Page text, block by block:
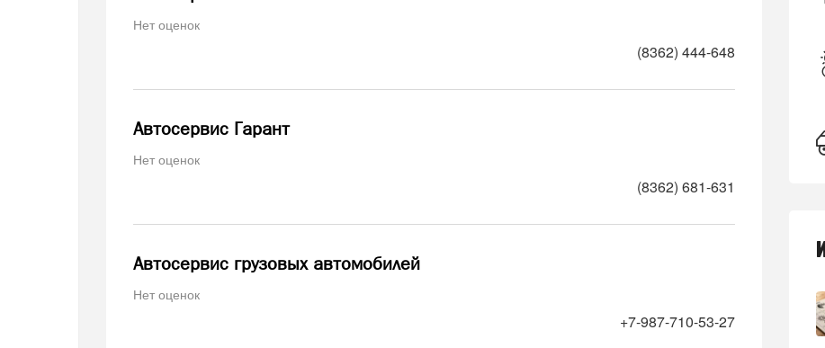
Нет оценок
(8362) 444-648
Автосервис Гарант
Нет оценок
(8362) 681-631
Автосервис грузовых автомобилей
Нет оценок
+7-987-710-53-27